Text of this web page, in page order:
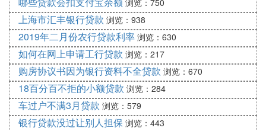
銆婁腑鍥戒汉姘戦摱琛屻佷腑鍥介摱琛屼笟鐩戠潱绠
＄悊濮斿憳浼氬叧浜庤繘涓姝ュ仛濂戒綇鎴块噾铻嶆
湇鍔″伐浣滅殑閫氱煡銆嬬浜屾潯
瀵逛簬璐锋捐喘涔伴栧楁櫘閫氳嚜浣忔埧鐨勫跺涵锛
岃捶娆炬渶浣庨栦粯娆炬瘮渚嬩负30%锛岃捶娆惧埄
鐜囦笅闄愪负璐锋惧熀鍑嗗埄鐜囩殑0.7鍊嶏紝鍏蜂
綋鐢遍摱琛屼笟閲戣瀺鏈烘瀯鏍规嵁椋庨櫓鎯呭喌鑷
涓荤‘瀹氥傚规嫢鏈1濂椾綇鎴垮苟宸茬粨娓呯浉搴旇
浏览：750
上海市汇丰银行贷款 浏览：938
2019年二月份农行贷款利率 浏览：630
如何在网上申请工行贷款 浏览：217
购房协议书因为银行资料不全贷款 浏览：670
18百分百不拒的小额贷款 浏览：284
车过户不满3月贷款 浏览：579
银行贷款没过让别人担保 浏览：443